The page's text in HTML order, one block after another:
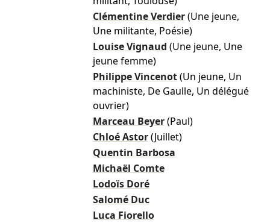
Clémentine Verdier (Une jeune,
Une militante, Poésie)
Louise Vignaud (Une jeune, Une
jeune femme)
Philippe Vincenot (Un jeune, Un
machiniste, De Gaulle, Un délégué
ouvrier)
Marceau Beyer (Paul)
Chloé Astor (Juillet)
Quentin Barbosa
Michaël Comte
Lodoïs Doré
Salomé Duc
Luca Fiorello